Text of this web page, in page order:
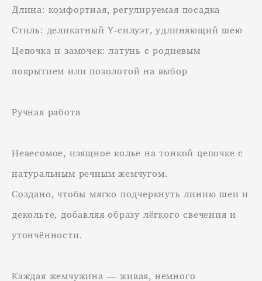
Длина: комфортная, регулируемая посадка
Стиль: деликатный Y-силуэт, удлиняющий шею
Цепочка и замочек: латунь с родиевым
покрытием или позолотой на выбор
Ручная работа
Невесомое, изящное колье на тонкой цепочке с
натуральным речным жемчугом.
Создано, чтобы мягко подчеркнуть линию шеи и
декольте, добавляя образу лёгкого свечения и
утончённости.
Каждая жемчужина — живая, немного